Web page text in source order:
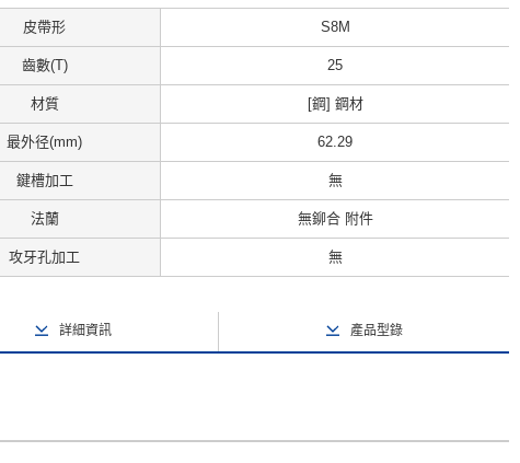
皮帶形 S8M
齒數(T) 25
材質 [鋼] 鋼材
最外径(mm) 62.29
鍵槽加工 無
法蘭 無鉚合 附件
攻牙孔加工 無
詳細資訊 產品型錄